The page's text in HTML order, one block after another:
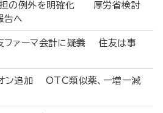
担の例外を明確化 厚労省検討
告へ
ファーマ会計に疑義 住友は事
ン追加 OTC類似薬、一増一減